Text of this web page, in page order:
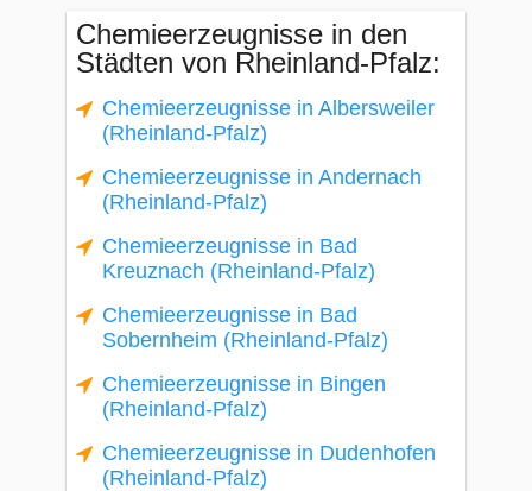
Chemieerzeugnisse in den
Städten von Rheinland-Pfalz:
Chemieerzeugnisse in Albersweiler
(Rheinland-Pfalz)
Chemieerzeugnisse in Andernach
(Rheinland-Pfalz)
Chemieerzeugnisse in Bad
Kreuznach (Rheinland-Pfalz)
Chemieerzeugnisse in Bad
Sobernheim (Rheinland-Pfalz)
Chemieerzeugnisse in Bingen
(Rheinland-Pfalz)
Chemieerzeugnisse in Dudenhofen
(Rheinland-Pfalz)